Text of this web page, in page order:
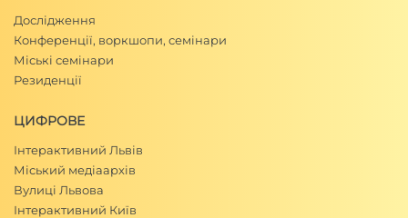
Дослідження
Конференції, воркшопи, семінари
Міські семінари
Резиденції
ЦИФРОВЕ
Інтерактивний Львів
Міський медіаархів
Вулиці Львова
Інтерактивний Київ